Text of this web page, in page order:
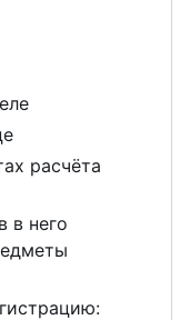
расчёта
в него